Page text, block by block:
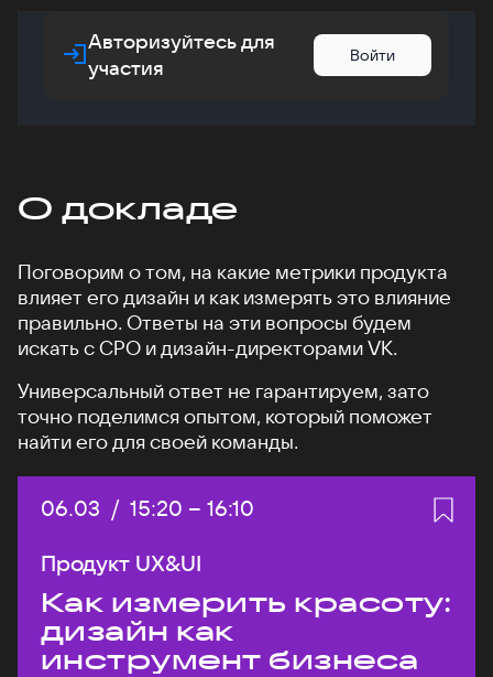
Авторизуйтесь для
участия
Войти
О докладе
Поговорим о том, на какие метрики продукта
влияет его дизайн и как измерять это влияние
правильно. Ответы на эти вопросы будем
искать с CPO и дизайн-директорами VK.
Универсальный ответ не гарантируем, зато
точно поделимся опытом, который поможет
найти его для своей команды.
Дата:
06.03 / Начало:
15:20 – Конец:
16:10
Продукт UX&UI
Как измерить красоту:
дизайн как
инструмент бизнеса